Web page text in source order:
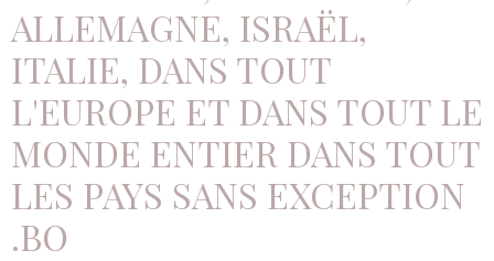
ALLEMAGNE, ISRAËL,
ITALIE, DANS TOUT
L'EUROPE ET DANS TOUT LE
MONDE ENTIER DANS TOUT
LES PAYS SANS EXCEPTION
.BO